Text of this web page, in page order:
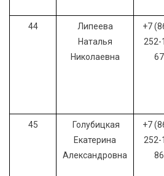
44
Липеева
Наталья
Николаевна
+7
252-
67
45
Голубицкая
Екатерина
Александровна
+7
252-
86